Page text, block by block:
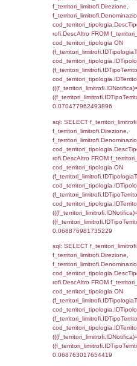
el_province
sql:
sql: SELECT